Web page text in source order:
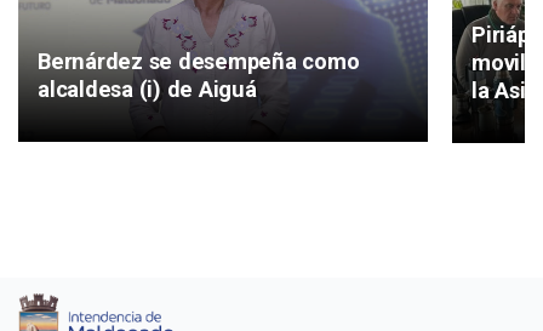
Bernárdez se desempeña como
alcaldesa (i) de Aiguá
la